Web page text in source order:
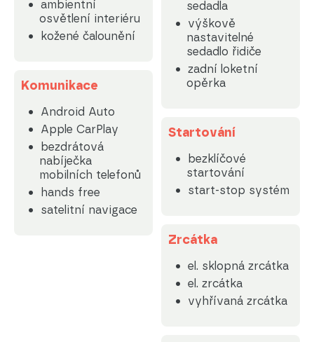
ambientní
osvětlení interiéru
kožené čalounění
Komunikace
Android Auto
Apple CarPlay
bezdrátová
nabíječka
mobilních telefonů
hands free
satelitní navigace
sedadla
výškově
nastavitelné
sedadlo řidiče
zadní loketní
opěrka
Startování
bezklíčové
startování
start-stop systém
Zrcátka
el. sklopná zrcátka
el. zrcátka
vyhřívaná zrcátka